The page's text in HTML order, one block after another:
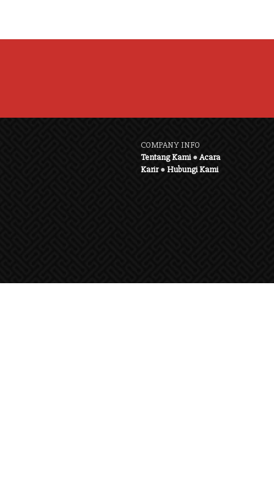
COMPANY INFO
Tentang Kami●Acara
Karir●Hubungi Kami